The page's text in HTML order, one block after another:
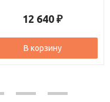
12 640 ₽
В корзину